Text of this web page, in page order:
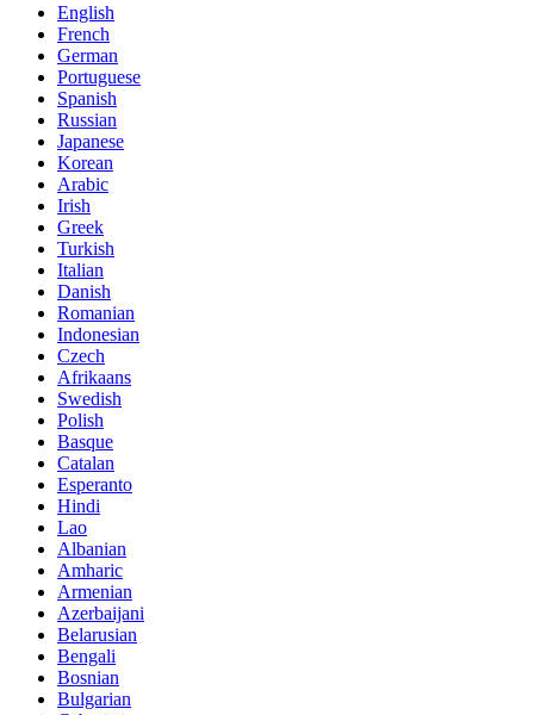
English
French
German
Portuguese
Spanish
Russian
Japanese
Korean
Arabic
Irish
Greek
Turkish
Italian
Danish
Romanian
Indonesian
Czech
Afrikaans
Swedish
Polish
Basque
Catalan
Esperanto
Hindi
Lao
Albanian
Amharic
Armenian
Azerbaijani
Belarusian
Bengali
Bosnian
Bulgarian